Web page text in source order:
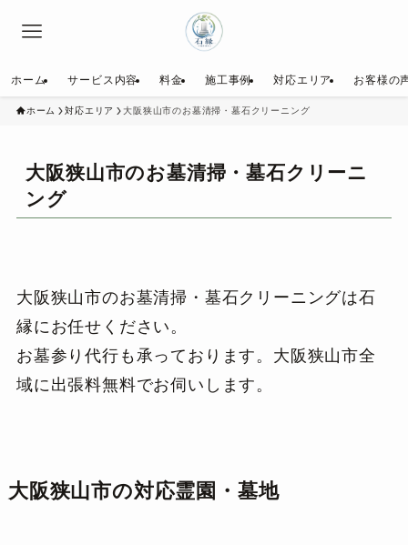
ホーム サービス内容 料金 施工事例 対応エリア お客様の
ホーム 対応エリア 大阪狭山市のお墓清掃・墓石クリーニング
大阪狭山市のお墓清掃・墓石クリーニ
ング
大阪狭山市のお墓清掃・墓石クリーニングは石
縁にお任せください。
お墓参り代行も承っております。大阪狭山市全
域に出張料無料でお伺いします。
大阪狭山市の対応霊園・墓地